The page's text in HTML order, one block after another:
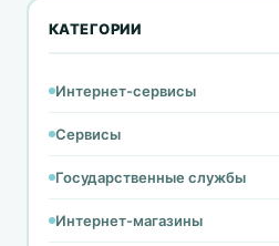
КАТЕГОРИИ
Интернет-сервисы
Сервисы
Государственные службы
Интернет-магазины